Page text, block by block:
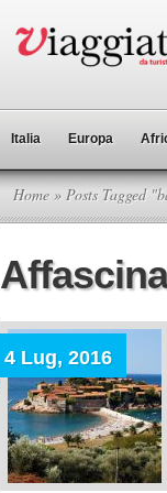
Italia Europa
Home » Posts Tagged
4 Lug, 2016